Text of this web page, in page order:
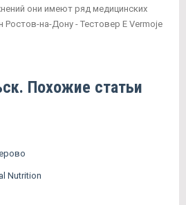
они имеют ряд медицинских
Ростов-на-Дону - Тестовер Е Vermoje
Похожие статьи
Nutrition